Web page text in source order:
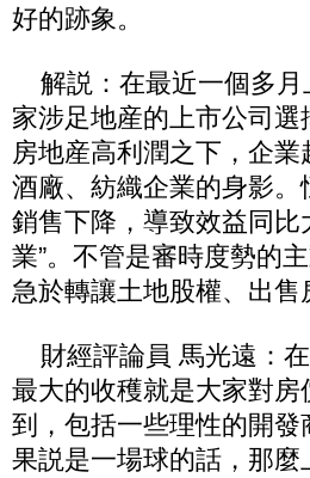
好的跡象。
解説：在最近一個多月
家涉足地産的上市公司
房地産高利潤之下，企
酒廠、紡織企業的身影。
銷售下降，導致效益同
業”。不管是審時度勢的
急於轉讓土地股權、出
財經評論員 馬光遠：
最大的收穫就是大家對
到，包括一些理性的開
果説是一場球的話，那